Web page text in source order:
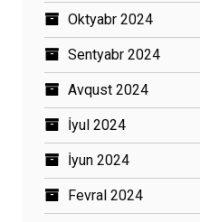
Oktyabr 2024
Sentyabr 2024
Avqust 2024
İyul 2024
İyun 2024
Fevral 2024